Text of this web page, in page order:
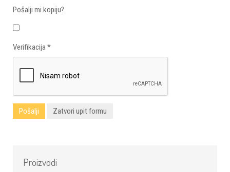
Pošalji mi kopiju?
Verifikacija *
Pošalji Zatvori upit formu
Proizvodi